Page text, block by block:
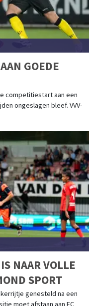
GOEDE
competitiestart aan een
ongeslagen bleef. VVV-
NAAR VOLLE
SPORT
genesteld na een
moet afstaan aan FC